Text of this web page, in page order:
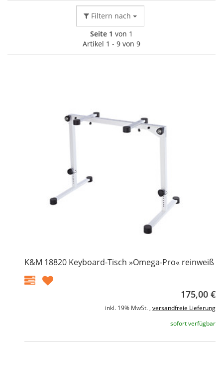
Filtern nach
Seite 1 von 1
Artikel 1 - 9 von 9
K&M 18820 Keyboard-Tisch »Omega-Pro« reinweiß
175,00 €
inkl. 19% MwSt. , versandfreie Lieferung
sofort verfügbar